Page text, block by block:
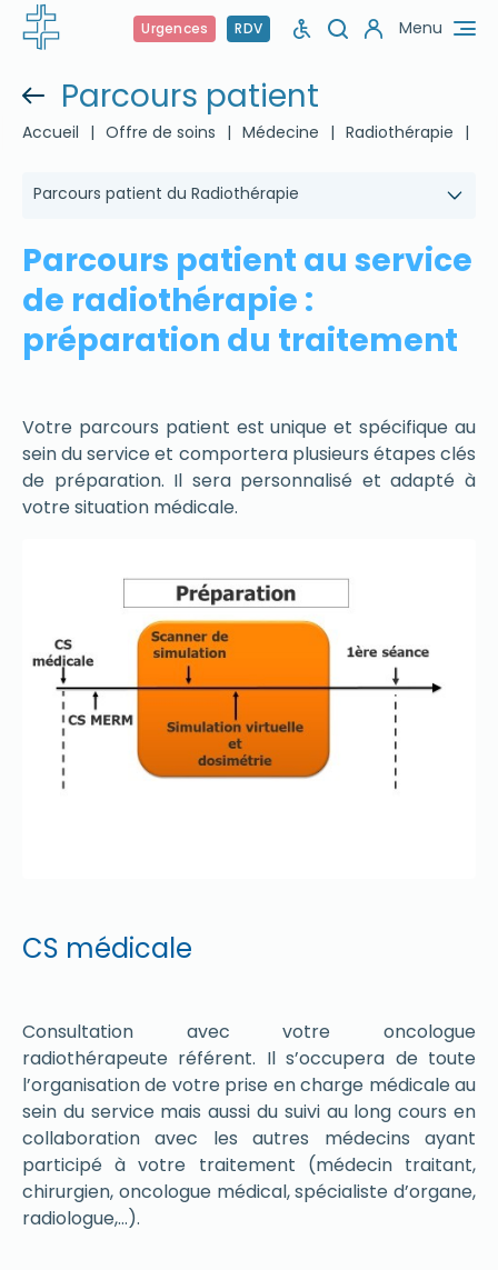
Urgences RDV Menu
Parcours patient
Accueil | Offre de soins | Médecine | Radiothérapie |
Parcours patient du Radiothérapie
Parcours patient au service
de radiothérapie :
préparation du traitement
Votre parcours patient est unique et spécifique au
sein du service et comportera plusieurs étapes clés
de préparation. Il sera personnalisé et adapté à
votre situation médicale.
CS médicale
Consultation avec votre oncologue
radiothérapeute référent. Il s’occupera de toute
l’organisation de votre prise en charge médicale au
sein du service mais aussi du suivi au long cours en
collaboration avec les autres médecins ayant
participé à votre traitement (médecin traitant,
chirurgien, oncologue médical, spécialiste d’organe,
radiologue,…).